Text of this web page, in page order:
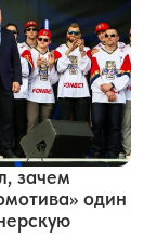
зачем
один